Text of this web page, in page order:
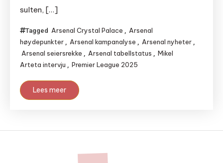
sulten, […]
Tagged Arsenal Crystal Palace , Arsenal
høydepunkter , Arsenal kampanalyse , Arsenal nyheter ,
Arsenal seiersrekke , Arsenal tabellstatus , Mikel
Arteta intervju , Premier League 2025
Lees meer